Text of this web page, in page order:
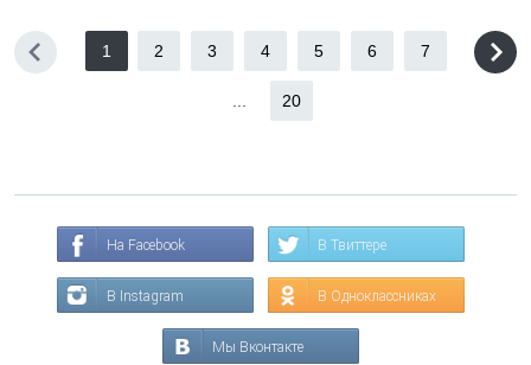
1 2 3 4 5 6 7
20
На Facebook В Твиттере
В Instagram В Одноклассниках
Мы Вконтакте